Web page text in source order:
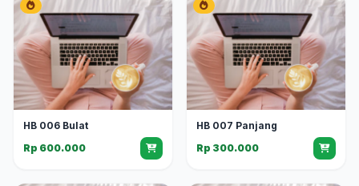
HB 006 Bulat
Rp 600.000
HB 007 Panjang
Rp 300.000